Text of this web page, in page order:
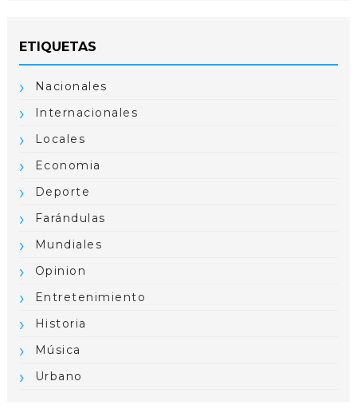
ETIQUETAS
Nacionales
Internacionales
Locales
Economia
Deporte
Farándulas
Mundiales
Opinion
Entretenimiento
Historia
Música
Urbano